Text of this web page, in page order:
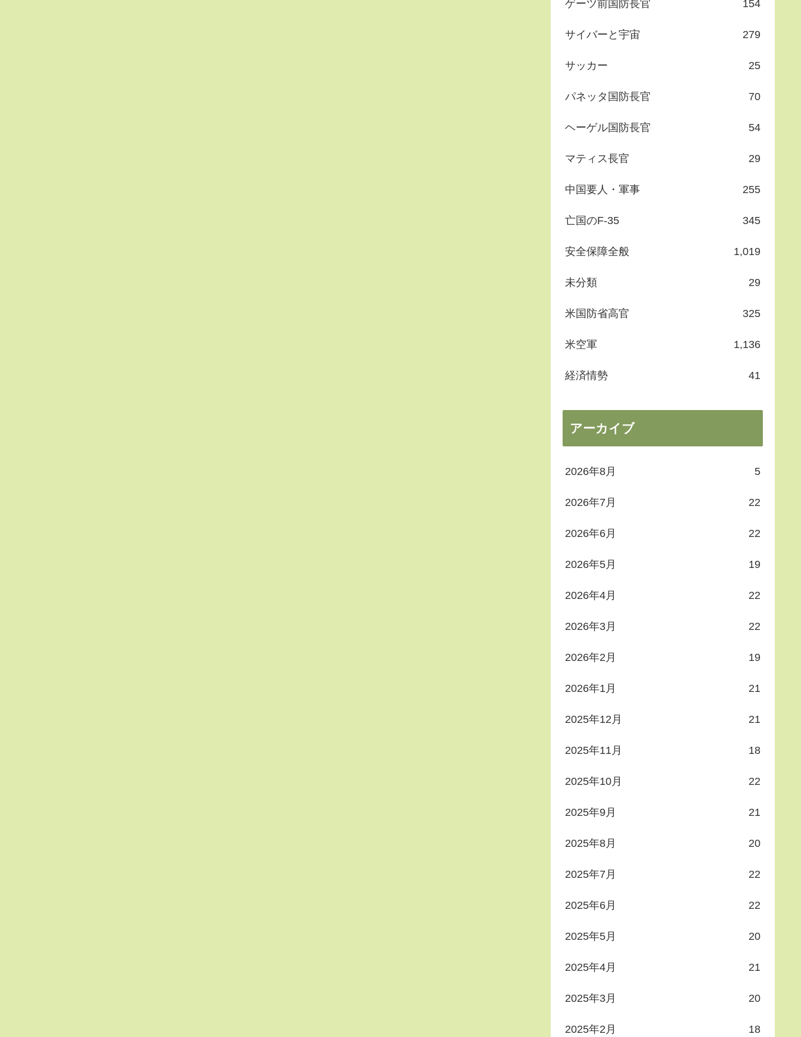
ゲーツ前国防長官 154
サイバーと宇宙 279
サッカー 25
パネッタ国防長官 70
ヘーゲル国防長官 54
マティス長官 29
中国要人・軍事 255
亡国のF-35 345
安全保障全般 1,019
未分類 29
米国防省高官 325
米空軍 1,136
経済情勢 41
アーカイブ
2026年8月 5
2026年7月 22
2026年6月 22
2026年5月 19
2026年4月 22
2026年3月 22
2026年2月 19
2026年1月 21
2025年12月 21
2025年11月 18
2025年10月 22
2025年9月 21
2025年8月 20
2025年7月 22
2025年6月 22
2025年5月 20
2025年4月 21
2025年3月 20
2025年2月 18